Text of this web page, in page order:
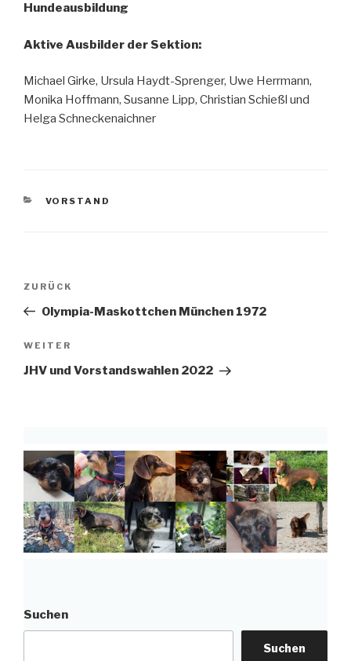
Hundeausbildung
Aktive Ausbilder der Sektion:
Michael Girke, Ursula Haydt-Sprenger, Uwe Herrmann,
Monika Hoffmann, Susanne Lipp, Christian Schießl und
Helga Schneckenaichner
KATEGORIEN
VORSTAND
Beitragsnavigation
Vorheriger
Beitrag
ZURÜCK
Olympia-Maskottchen München 1972
Nächster
Beitrag
WEITER
JHV und Vorstandswahlen 2022
Suchen
Suchen